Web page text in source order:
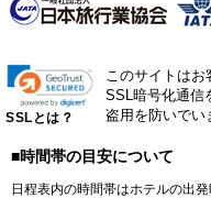
SSLとは？
このサイトは
SSL暗号化通信
盗用を防いでい
■時間帯の目安について
日程表内の時間帯はホテルの出